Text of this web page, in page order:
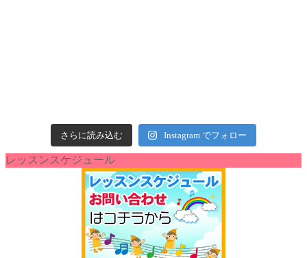
さらに読み込む Instagram でフォロー
レッスンスケジュール